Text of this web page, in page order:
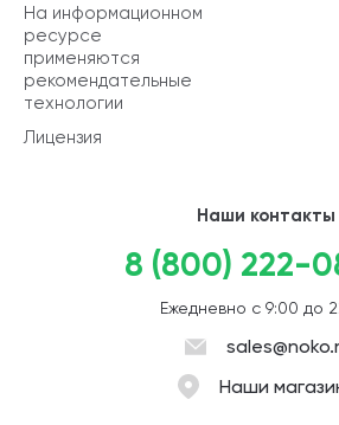
На информационном
ресурсе
применяются
рекомендательные
технологии
Лицензия
Наши контакты
8 (800) 222-
Ежедневно с 9:00 до
Наши